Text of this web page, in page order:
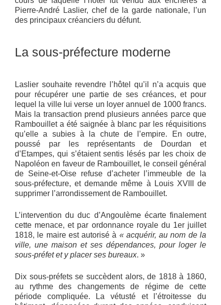
Pierre-André Laslier, chef de la garde nationale, l’un
des principaux créanciers du défunt.
La sous-préfecture moderne
Laslier souhaite revendre l’hôtel qu’il n’a acquis que
pour récupérer une partie de ses créances, et pour
lequel la ville lui verse un loyer annuel de 1000 francs.
Mais la transaction prend plusieurs années parce que
Rambouillet a été saignée à blanc par les réquisitions
qu’elle a subies à la chute de l’empire. En outre,
poussé par les représentants de Dourdan et
d’Etampes, qui s’étaient sentis lésés par les choix de
Napoléon en faveur de Rambouillet, le conseil général
de Seine-et-Oise refuse d’acheter l’immeuble de la
sous-préfecture, et demande même à Louis XVIII de
supprimer l’arrondissement de Rambouillet.
L’intervention du duc d’Angoulème écarte finalement
cette menace, et par ordonnance royale du 1er juillet
1818, le maire est autorisé à « acquérir, au nom de la
ville, une maison et ses dépendances, pour loger le
sous-préfet et y placer ses bureaux. »
Dix sous-préfets se succèdent alors, de 1818 à 1860,
au rythme des changements de régime de cette
période compliquée. La vétusté et l’étroitesse du